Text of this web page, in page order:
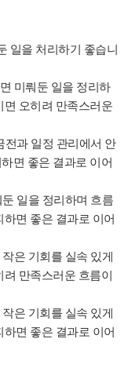
일을 처리하기 좋습니
미뤄둔 일을 정리하
면 오히려 만족스러운
전과 일정 관리에서 안
면 좋은 결과로 이어
일을 정리하며 흐름
면 좋은 결과로 이어
은 기회를 실속 있게
만족스러운 흐름이
은 기회를 실속 있게
면 좋은 결과로 이어